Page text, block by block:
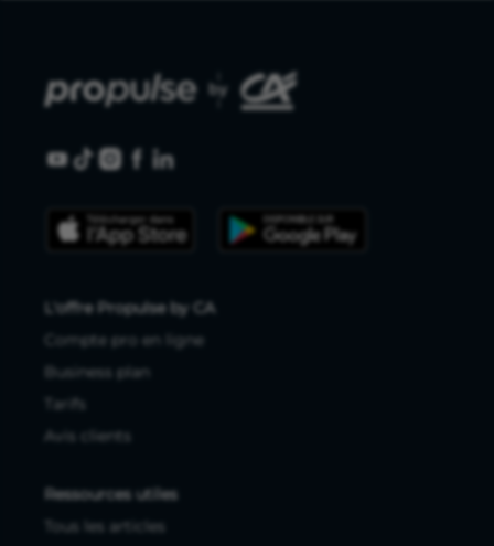
L'offre Propulse by CA
Compte pro en ligne
Business plan
Tarifs
Avis clients
Ressources utiles
Tous les articles